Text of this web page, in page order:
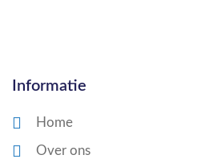
Informatie
Home
Over ons